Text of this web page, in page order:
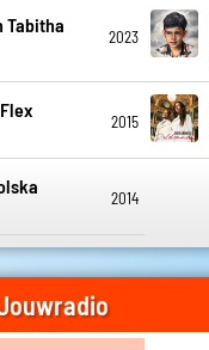
Tabitha
2023
2015
2014